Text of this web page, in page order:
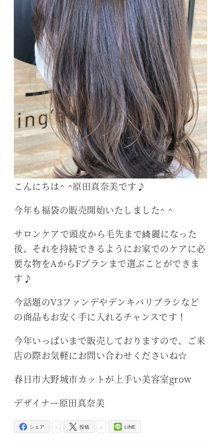
こんにちは^ ^原田真奈美です♪
今年も福袋の販売開始いたしました^ ^
サロンケアで頭皮から毛先まで綺麗になった
後、それを持続できるようにお家でのケアに必
要な物をAからFプランまで選ぶことができま
す♪
今話題のV3ファンデやデンキバリブラシなど
の商品もお安く手に入れるチャンスです！
今年いっぱいまで販売しておりますので、ご来
店の際お気軽にお問い合わせくださいね☆
春日市大野城市カットが上手い美容室grow
デザイナー原田真奈美
-
シェア -
投稿 LINE